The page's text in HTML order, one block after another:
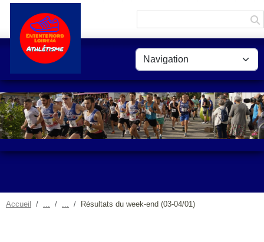
Accueil Résultats du week-end (03-04/01)